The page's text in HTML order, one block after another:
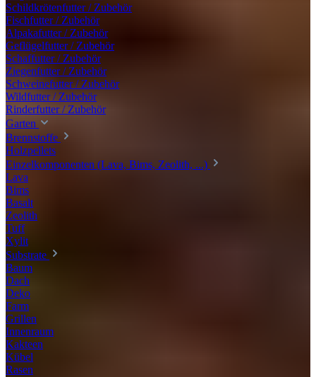
Schildkrötenfutter / Zubehör
Fischfutter / Zubehör
Alpakafutter / Zubehör
Geflügelfutter / Zubehör
Schaffutter / Zubehör
Ziegenfutter / Zubehör
Schweinefutter / Zubehör
Wildfutter / Zubehör
Rinderfutter / Zubehör
Garten
Brennstoffe
Holzpellets
Einzelkomponenten (Lava, Bims, Zeolith, ...)
Lava
Bims
Basalt
Zeolith
Tuff
Xylit
Substrate
Baum
Dach
Deko
Farm
Grillen
Innenraum
Kakteen
Kübel
Rasen